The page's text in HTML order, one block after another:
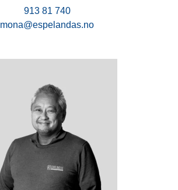
913 81 740
mona@espelandas.no